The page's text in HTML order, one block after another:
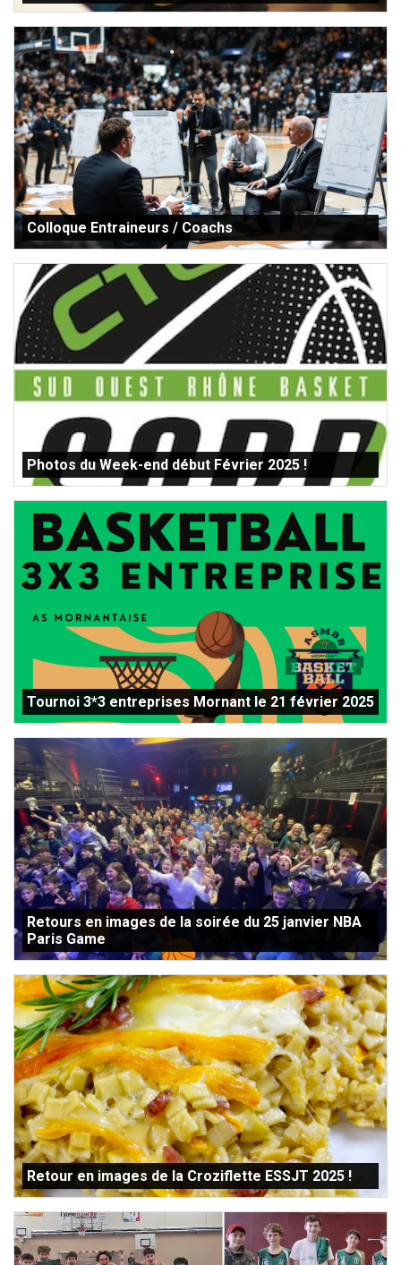
Colloque Entraineurs / Coachs
Photos du Week-end début Février 2025 !
Tournoi 3*3 entreprises Mornant le 21 février 2025
Retours en images de la soirée du 25 janvier NBA
Paris Game
Retour en images de la Croziflette ESSJT 2025 !